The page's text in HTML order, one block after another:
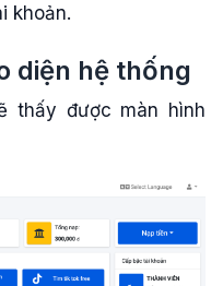
khoản.
diện hệ thống
thấy được màn hình